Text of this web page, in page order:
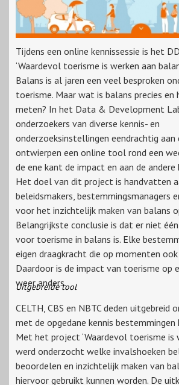
Tijdens een online kennissessie is het
‘Waardevol toerisme is werken aan
Balans is al jaren een veel besproken
toerisme. Maar wat is balans precies en
meten? In het Data & Development
onderzoekers van diverse kennis- en
onderzoeksinstellingen eendrachtig aan
ontwierpen een online tool rond een
de ene kant de impact en aan de
Het doel van dit project is handvatten
beleidsmakers, bestemmingsmanagers
voor het inzichtelijk maken van balans
Belangrijkste conclusie is dat er niet
voor toerisme in balans is. Elke
eigen draagkracht die op momenten
Daardoor is de impact van toerisme op
weer anders.
Uitgebreide tool
CELTH, CBS en NBTC deden uitgebreid
met de opgedane kennis bestemmingen
Met het project ‘Waardevol toerisme is
werd onderzocht welke invalshoeken
beoordelen en inzichtelijk maken van
hiervoor gebruikt kunnen worden. De